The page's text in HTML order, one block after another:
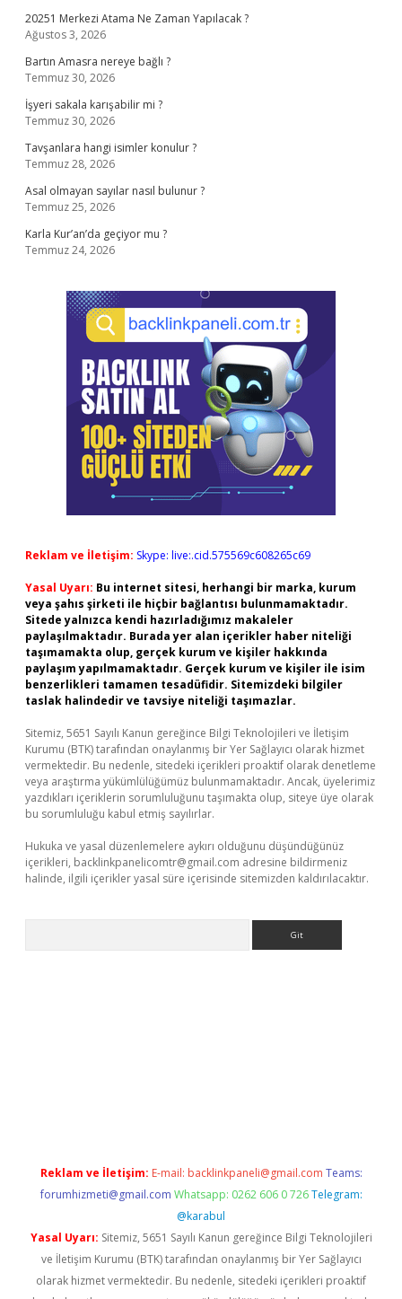
20251 Merkezi Atama Ne Zaman Yapılacak ?
Ağustos 3, 2026
Bartın Amasra nereye bağlı ?
Temmuz 30, 2026
İşyeri sakala karışabilir mi ?
Temmuz 30, 2026
Tavşanlara hangi isimler konulur ?
Temmuz 28, 2026
Asal olmayan sayılar nasıl bulunur ?
Temmuz 25, 2026
Karla Kur’an’da geçiyor mu ?
Temmuz 24, 2026
Reklam ve İletişim: Skype: live:.cid.575569c608265c69
Yasal Uyarı: Bu internet sitesi, herhangi bir marka, kurum
veya şahıs şirketi ile hiçbir bağlantısı bulunmamaktadır.
Sitede yalnızca kendi hazırladığımız makaleler
paylaşılmaktadır. Burada yer alan içerikler haber niteliği
taşımamakta olup, gerçek kurum ve kişiler hakkında
paylaşım yapılmamaktadır. Gerçek kurum ve kişiler ile isim
benzerlikleri tamamen tesadüfidir. Sitemizdeki bilgiler
taslak halindedir ve tavsiye niteliği taşımazlar.
Sitemiz, 5651 Sayılı Kanun gereğince Bilgi Teknolojileri ve İletişim
Kurumu (BTK) tarafından onaylanmış bir Yer Sağlayıcı olarak hizmet
vermektedir. Bu nedenle, sitedeki içerikleri proaktif olarak denetleme
veya araştırma yükümlülüğümüz bulunmamaktadır. Ancak, üyelerimiz
yazdıkları içeriklerin sorumluluğunu taşımakta olup, siteye üye olarak
bu sorumluluğu kabul etmiş sayılırlar.
Hukuka ve yasal düzenlemelere aykırı olduğunu düşündüğünüz
içerikleri, backlinkpanelicomtr@gmail.com adresine bildirmeniz
halinde, ilgili içerikler yasal süre içerisinde sitemizden kaldırılacaktır.
Reklam ve İletişim: E-mail: backlinkpaneli@gmail.com Teams:
forumhizmeti@gmail.com Whatsapp: 0262 606 0 726 Telegram:
@karabul
Yasal Uyarı: Sitemiz, 5651 Sayılı Kanun gereğince Bilgi Teknolojileri
ve İletişim Kurumu (BTK) tarafından onaylanmış bir Yer Sağlayıcı
olarak hizmet vermektedir. Bu nedenle, sitedeki içerikleri proaktif